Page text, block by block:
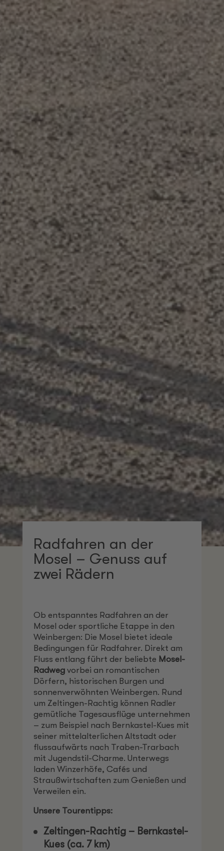
Radfahren an der
Mosel – Genuss auf
zwei Rädern
Ob entspanntes Radfahren an der
Mosel oder sportliche Etappe in den
Weinbergen: Die Mosel bietet ideale
Bedingungen für Radfahrer. Direkt am
Fluss entlang führt der beliebte Mosel-
Radwegvorbei an romantischen
Dörfern, historischen Burgen und
sonnenverwöhnten Weinbergen. Rund
um Zeltingen-Rachtig können Radler
gemütliche Tagesausflüge unternehmen
– zum Beispiel nach Bernkastel-Kues mit
seiner mittelalterlichen Altstadt oder
flussaufwärts nach Traben-Trarbach
mit Jugendstil-Charme. Unterwegs
laden Winzerhöfe, Cafés und
Straußwirtschaften zum Genießen und
Verweilen ein.
Unsere Tourentipps:
Zeltingen-Rachtig – Bernkastel-
Kues (ca. 7 km)